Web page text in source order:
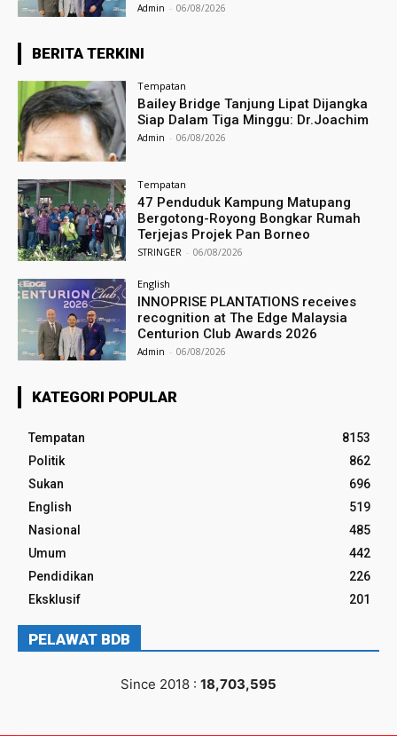
Admin - 06/08/2026
BERITA TERKINI
Tempatan
Bailey Bridge Tanjung Lipat Dijangka
Siap Dalam Tiga Minggu: Dr.Joachim
Admin - 06/08/2026
Tempatan
47 Penduduk Kampung Matupang
Bergotong-Royong Bongkar Rumah
Terjejas Projek Pan Borneo
STRINGER - 06/08/2026
English
INNOPRISE PLANTATIONS receives
recognition at The Edge Malaysia
Centurion Club Awards 2026
Admin - 06/08/2026
KATEGORI POPULAR
Tempatan
8153
Politik
862
Sukan
696
English
519
Nasional
485
Umum
442
Pendidikan
226
Eksklusif
201
PELAWAT BDB
Since 2018 : 18,703,595